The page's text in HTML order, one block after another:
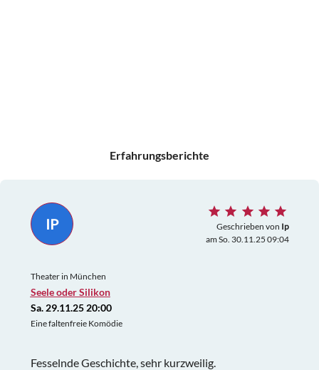
Erfahrungsberichte
IP Geschrieben von Ip
am So. 30.11.25 09:04
Theater in München
Seele oder Silikon
Sa. 29.11.25 20:00
Eine faltenfreie Komödie
Fesselnde Geschichte, sehr kurzweilig.